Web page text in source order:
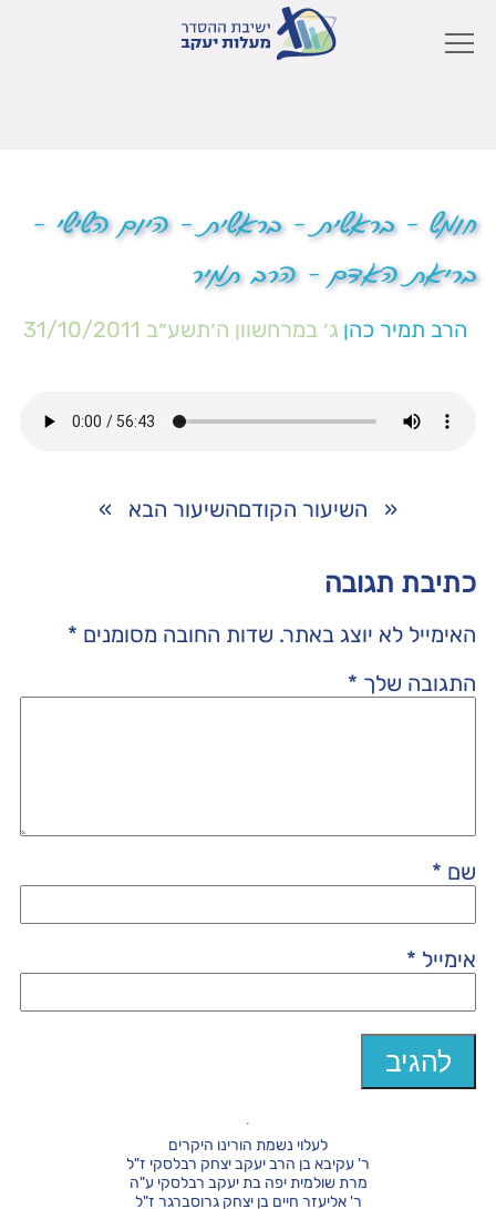
חומש – בראשית – בראשית – היום השישי –
בריאת האדם – הרב תמיר
הרב תמיר כהן ג׳ במרחשוון ה׳תשע״ב 31/10/2011
« השיעור הקודםהשיעור הבא »
כתיבת תגובה
האימייל לא יוצג באתר. שדות החובה מסומנים *
התגובה שלך *
שם *
אימייל *
לעלוי נשמת הורינו היקרים
ר' עקיבא בן הרב יעקב יצחק רבלסקי ז"ל
מרת שולמית יפה בת יעקב רבלסקי ע"ה
ר' אליעזר חיים בן יצחק גרוסברגר ז"ל